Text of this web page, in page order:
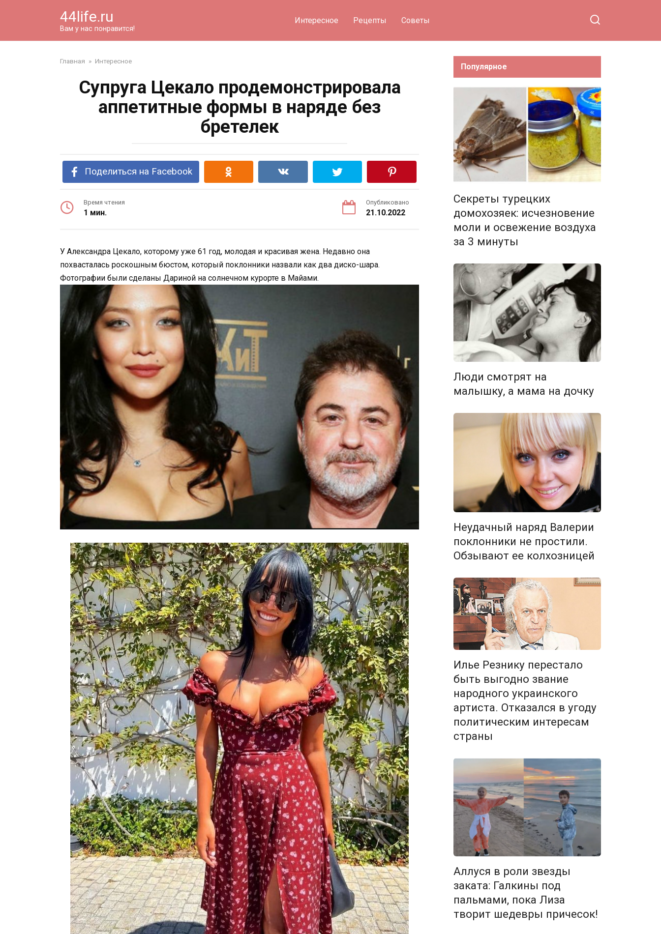
44life.ru
Вам у нас понравится!
Интересное Рецепты Советы
Главная » Интересное
Супруга Цекало продемонстрировала
аппетитные формы в наряде без
бретелек
Поделиться на Facebook
Время чтения
1 мин.
Опубликовано
21.10.2022
У Александра Цекало, которому уже 61 год, молодая и красивая жена. Недавно она
похвасталась роскошным бюстом, который поклонники назвали как два диско-шара.
Фотографии были сделаны Дариной на солнечном курорте в Майами.
Популярное
Секреты турецких
домохозяек: исчезновение
моли и освежение воздуха
за 3 минуты
Люди смотрят на
малышку, а мама на дочку
Неудачный наряд Валерии
поклонники не простили.
Обзывают ее колхозницей
Илье Резнику перестало
быть выгодно звание
народного украинского
артиста. Отказался в угоду
политическим интересам
страны
Аллуся в роли звезды
заката: Галкины под
пальмами, пока Лиза
творит шедевры причесок!